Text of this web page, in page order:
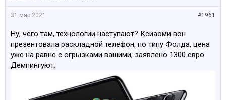
#1961
31 мар 2021
Ну, чего там, технологии наступают? Ксиаоми вон
презентовала раскладной телефон, по типу Фолда, цена
уже на равне с огрызками вашими, заявлено 1300 евро.
Демпингуют.